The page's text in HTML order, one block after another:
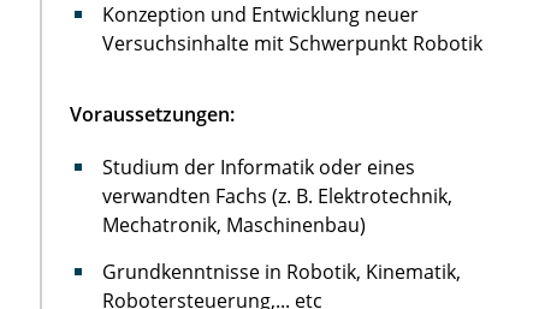
Konzeption und Entwicklung neuer
Versuchsinhalte mit Schwerpunkt Robotik
Voraussetzungen:
Studium der Informatik oder eines
verwandten Fachs (z. B. Elektrotechnik,
Mechatronik, Maschinenbau)
Grundkenntnisse in Robotik, Kinematik,
Robotersteuerung,... etc